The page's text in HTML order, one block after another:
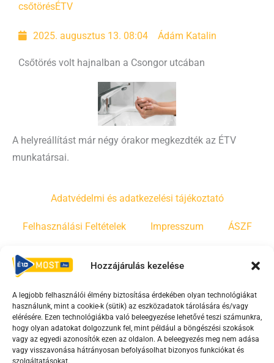
Hozzájárulás kezelése
A legjobb felhasználói élmény biztosítása érdekében olyan technológiákat
használunk, mint a cookie-k (sütik) az eszközadatok tárolására és/vagy
elérésére. Ezen technológiákba való beleegyezése lehetővé teszi számunkra,
hogy olyan adatokat dolgozzunk fel, mint például a böngészési szokások
vagy az egyedi azonosítók ezen az oldalon. A beleegyezés meg nem adása
vagy visszavonása hátrányosan befolyásolhat bizonyos funkciókat és
szolgáltatásokat.
csőtörésÉTV
2025. augusztus 13. 08:04 Ádám Katalin
Csőtörés volt hajnalban a Csongor utcában
A helyreállítást már négy órakor megkezdték az ÉTV
munkatársai.
Adatvédelmi és adatkezelési tájékoztató
Felhasználási Feltételek Impresszum ÁSZF
Irányelvek
F
a
c
e
Y
o
u
t
T
i
k
t